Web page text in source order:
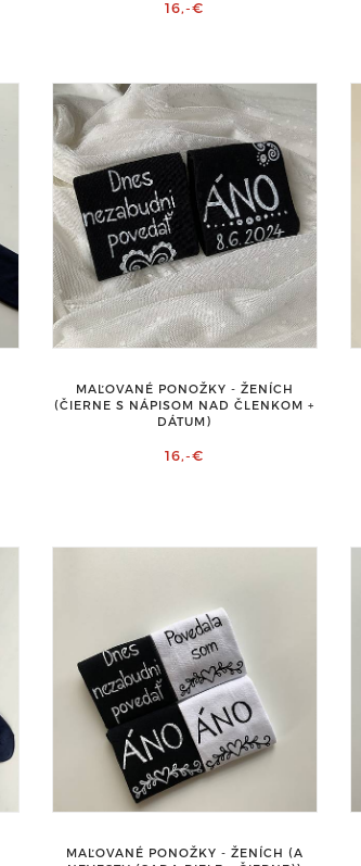
16,-€
MAĽOVANÉ PONOŽKY - ŽENÍCH
(ČIERNE S NÁPISOM NAD ČLENKOM +
DÁTUM)
16,-€
MAĽOVANÉ PONOŽKY - ŽENÍCH (A